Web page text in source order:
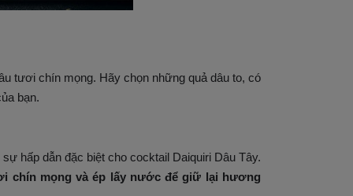
tươi chín mọng. Hãy chọn những quả dâu to, có
bạn.
hấp dẫn đặc biệt cho cocktail Daiquiri Dâu Tây.
chín mọng và ép lấy nước để giữ lại hương